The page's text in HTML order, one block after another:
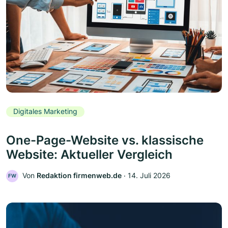
Digitales Marketing
One-Page-Website vs. klassische
Website: Aktueller Vergleich
FW Von Redaktion firmenweb.de ‧ 14. Juli 2026